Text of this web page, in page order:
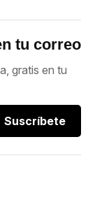
tu correo
gratis en tu
Suscríbete